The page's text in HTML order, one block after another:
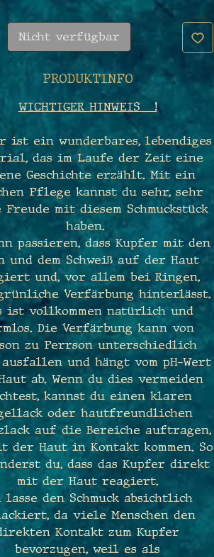
Nicht verfügbar
PRODUKTINFO
WICHTIGER HINWEIS !
ist ein wunderbares, lebendiges
das im Laufe der Zeit eine
Geschichte erzählt. Mit ein
Pflege kannst du sehr, sehr
Freude mit diesem Schmuckstück
haben.
passieren, dass Kupfer mit den
und dem Schweiß auf der Haut
und, vor allem bei Ringen,
Verfärbung hinterlässt.
ist vollkommen natürlich und
Die Verfärbung kann von
zu Perrson unterschiedlich
und hängt vom pH-Wert
ab. Wenn du dies vermeiden
kannst du einen klaren
oder hautfreundlichen
auf die Bereiche auftragen,
der Haut in Kontakt kommen. So
du, dass das Kupfer direkt
mit der Haut reagiert.
lasse den Schmuck absichtlich
da viele Menschen den
Kontakt zum Kupfer
bevorzugen, weil es als